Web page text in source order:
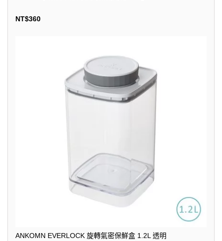
NT$360
ANKOMN EVERLOCK 旋轉氣密保鮮盒 1.2L 透明